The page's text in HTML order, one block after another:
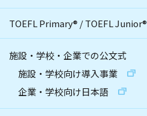
TOEFL Primary® /TOEFL Junior®
施設・学校・企業での公文式
施設・学校向け導入事業
企業・学校向け日本語